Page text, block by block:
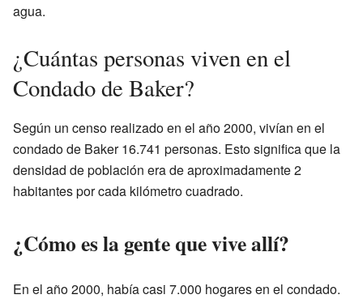
agua.
¿Cuántas personas viven en el
Condado de Baker?
Según un censo realizado en el año 2000, vivían en el
condado de Baker 16.741 personas. Esto significa que la
densidad de población era de aproximadamente 2
habitantes por cada kilómetro cuadrado.
¿Cómo es la gente que vive allí?
En el año 2000, había casi 7.000 hogares en el condado.